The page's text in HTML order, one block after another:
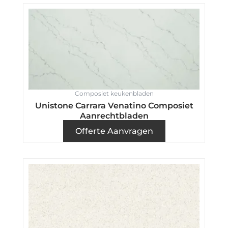
Composiet keukenbladen
Unistone Carrara Venatino Composiet
Aanrechtbladen
Offerte Aanvragen